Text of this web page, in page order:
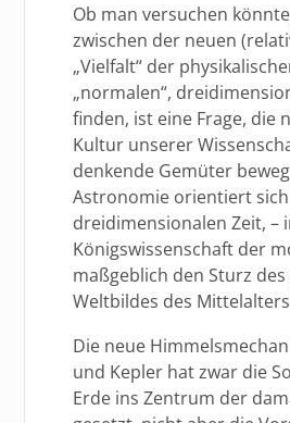
Ob man versuchen
zwischen der neuen
„Vielfalt“ der
„normalen“,
finden, ist eine Frage, die
Kultur unserer
denkende Gemüter
Astronomie orientiert
dreidimensionalen Zeit, –
Königswissenschaft der
maßgeblich den Sturz
Weltbildes des
Die neue
und Kepler hat zwar die
Erde ins Zentrum der